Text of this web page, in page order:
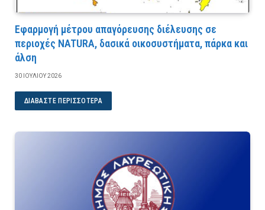
Εφαρμογή μέτρου απαγόρευσης διέλευσης σε
περιοχές NATURA, δασικά οικοσυστήματα, πάρκα και
άλση
30 ΙΟΥΛΊΟΥ 2026
ΔΙΑΒΆΣΤΕ ΠΕΡΙΣΣΌΤΕΡΑ